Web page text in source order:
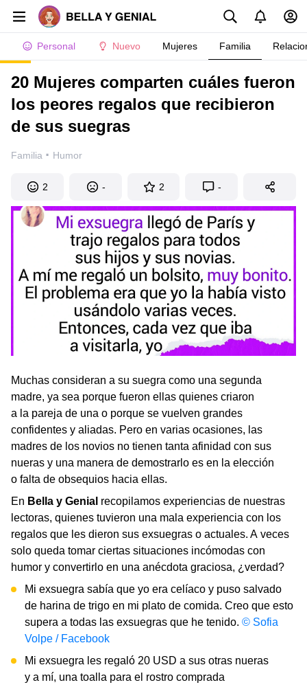
Personal Nuevo Mujeres Familia
20 Mujeres comparten cuáles fueron
los peores regalos que recibieron
de sus suegras
Familia · Humor
2 - 2 -
Muchas consideran a su suegra como una segunda
madre, ya sea porque fueron ellas quienes criaron
a la pareja de una o porque se vuelven grandes
confidentes y aliadas. Pero en varias ocasiones, las
madres de los novios no tienen tanta afinidad con sus
nueras y una manera de demostrarlo es en la elección
o falta de obsequios hacia ellas.
En Bella y Genial recopilamos experiencias de nuestras
lectoras, quienes tuvieron una mala experiencia con los
regalos que les dieron sus exsuegras o actuales. A veces
solo queda tomar ciertas situaciones incómodas con
humor y convertirlo en una anécdota graciosa, ¿verdad?
Mi exsuegra sabía que yo era celíaco y puso salvado
de harina de trigo en mi plato de comida. Creo que esto
supera a todas las exsuegras que he tenido. © Sofia
Volpe / Facebook
Mi exsuegra les regaló 20 USD a sus otras nueras
y a mí, una toalla para el rostro comprada